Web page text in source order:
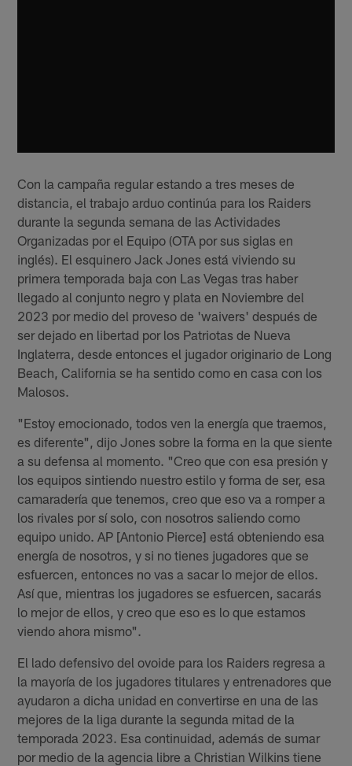
Con la campaña regular estando a tres meses de
distancia, el trabajo arduo continúa para los Raiders
durante la segunda semana de las Actividades
Organizadas por el Equipo (OTA por sus siglas en
inglés). El esquinero Jack Jones está viviendo su
primera temporada baja con Las Vegas tras haber
llegado al conjunto negro y plata en Noviembre del
2023 por medio del proveso de 'waivers' después de
ser dejado en libertad por los Patriotas de Nueva
Inglaterra, desde entonces el jugador originario de Long
Beach, California se ha sentido como en casa con los
Malosos.
"Estoy emocionado, todos ven la energía que traemos,
es diferente", dijo Jones sobre la forma en la que siente
a su defensa al momento. "Creo que con esa presión y
los equipos sintiendo nuestro estilo y forma de ser, esa
camaradería que tenemos, creo que eso va a romper a
los rivales por sí solo, con nosotros saliendo como
equipo unido. AP [Antonio Pierce] está obteniendo esa
energía de nosotros, y si no tienes jugadores que se
esfuercen, entonces no vas a sacar lo mejor de ellos.
Así que, mientras los jugadores se esfuercen, sacarás
lo mejor de ellos, y creo que eso es lo que estamos
viendo ahora mismo".
El lado defensivo del ovoide para los Raiders regresa a
la mayoría de los jugadores titulares y entrenadores que
ayudaron a dicha unidad en convertirse en una de las
mejores de la liga durante la segunda mitad de la
temporada 2023. Esa continuidad, además de sumar
por medio de la agencia libre a Christian Wilkins tiene